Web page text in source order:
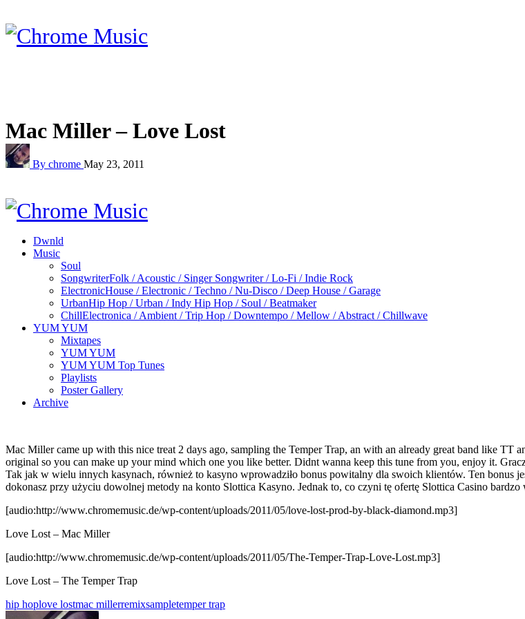
Mac Miller – Love Lost
By chrome May 23, 2011
Dwnld
Music
Soul
SongwriterFolk / Acoustic / Singer Songwriter / Lo-Fi / Indie Rock
ElectronicHouse / Electronic / Techno / Nu-Disco / Deep House / Garage
UrbanHip Hop / Urban / Indy Hip Hop / Soul / Beatmaker
ChillElectronica / Ambient / Trip Hop / Downtempo / Mellow / Abstract / Chillwave
YUM YUM
Mixtapes
YUM YUM
YUM YUM Top Tunes
Playlists
Poster Gallery
Archive
Mac Miller came up with this nice treat 2 days ago, sampling the Temper Trap, an with an already great band like TT
original so you can make up your mind which one you like better. Didnt wanna keep this tune from you, enjoy it.
Tak jak w wielu innych kasynach, również to kasyno wprowadziło bonus powitalny dla swoich klientów. Ten bonus
dokonasz przy użyciu dowolnej metody na konto Slottica Kasyno. Jednak to, co czyni tę ofertę Slottica Casino
[audio:http://www.chromemusic.de/wp-content/uploads/2011/05/love-lost-prod-by-black-diamond.mp3]
Love Lost – Mac Miller
[audio:http://www.chromemusic.de/wp-content/uploads/2011/05/The-Temper-Trap-Love-Lost.mp3]
Love Lost – The Temper Trap
hip hoplove lostmac millerremixsampletemper trap